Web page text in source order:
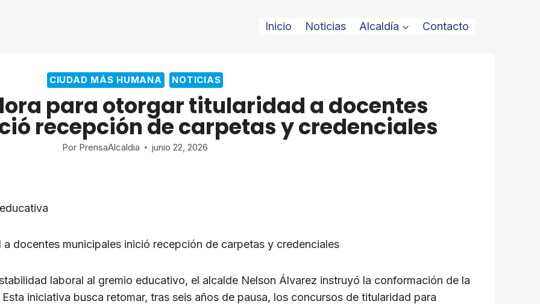
Inicio Noticias Alcaldía Contacto
CIUDAD MÁS HUMANA NOTICIAS
para otorgar titularidad a docentes
recepción de carpetas y credenciales
Por PrensaAlcaldia junio 22, 2026
docentes municipales inició recepción de carpetas y credenciales
laboral al gremio educativo, el alcalde Nelson Álvarez instruyó la conformación de la
iniciativa busca retomar, tras seis años de pausa, los concursos de titularidad para